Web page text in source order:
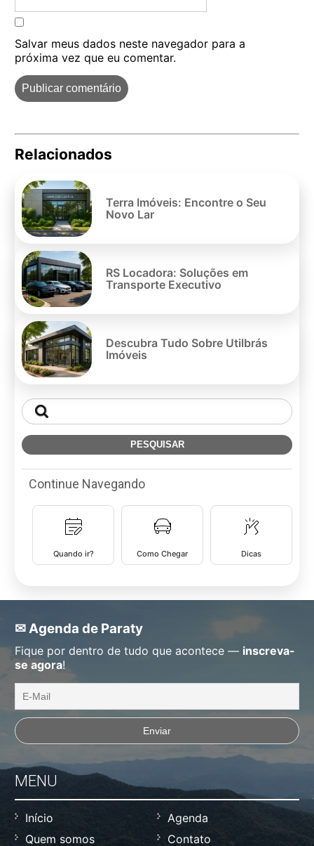
Salvar meus dados neste navegador para a
próxima vez que eu comentar.
Relacionados
Terra Imóveis: Encontre o Seu
Novo Lar
RS Locadora: Soluções em
Transporte Executivo
Descubra Tudo Sobre Utilbrás
Imóveis
Continue Navegando
Quando ir? Como Chegar Dicas
✉ Agenda de Paraty
Fique por dentro de tudo que acontece — inscreva-
se agora!
MENU
Início
Agenda
Quem somos
Contato